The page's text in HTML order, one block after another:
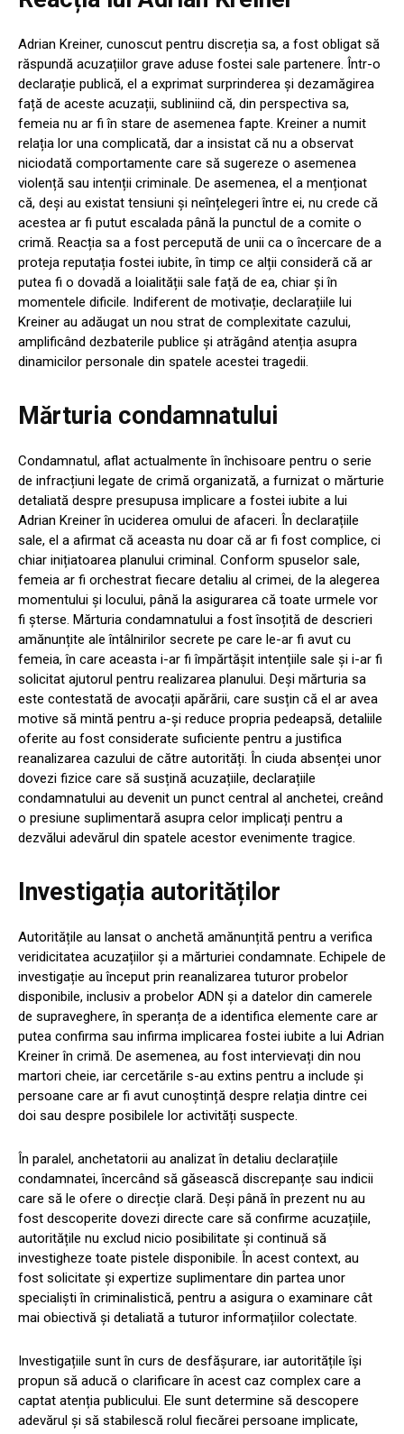
Adrian Kreiner, cunoscut pentru discreția sa, a fost obligat să
răspundă acuzațiilor grave aduse fostei sale partenere. Într-o
declarație publică, el a exprimat surprinderea și dezamăgirea
față de aceste acuzații, subliniind că, din perspectiva sa,
femeia nu ar fi în stare de asemenea fapte. Kreiner a numit
relația lor una complicată, dar a insistat că nu a observat
niciodată comportamente care să sugereze o asemenea
violență sau intenții criminale. De asemenea, el a menționat
că, deși au existat tensiuni și neînțelegeri între ei, nu crede că
acestea ar fi putut escalada până la punctul de a comite o
crimă. Reacția sa a fost percepută de unii ca o încercare de a
proteja reputația fostei iubite, în timp ce alții consideră că ar
putea fi o dovadă a loialității sale față de ea, chiar și în
momentele dificile. Indiferent de motivație, declarațiile lui
Kreiner au adăugat un nou strat de complexitate cazului,
amplificând dezbaterile publice și atrăgând atenția asupra
dinamicilor personale din spatele acestei tragedii.
Mărturia condamnatului
Condamnatul, aflat actualmente în închisoare pentru o serie
de infracțiuni legate de crimă organizată, a furnizat o mărturie
detaliată despre presupusa implicare a fostei iubite a lui
Adrian Kreiner în uciderea omului de afaceri. În declarațiile
sale, el a afirmat că aceasta nu doar că ar fi fost complice, ci
chiar inițiatoarea planului criminal. Conform spuselor sale,
femeia ar fi orchestrat fiecare detaliu al crimei, de la alegerea
momentului și locului, până la asigurarea că toate urmele vor
fi șterse. Mărturia condamnatului a fost însoțită de descrieri
amănunțite ale întâlnirilor secrete pe care le-ar fi avut cu
femeia, în care aceasta i-ar fi împărtășit intențiile sale și i-ar fi
solicitat ajutorul pentru realizarea planului. Deși mărturia sa
este contestată de avocații apărării, care susțin că el ar avea
motive să mintă pentru a-și reduce propria pedeapsă, detaliile
oferite au fost considerate suficiente pentru a justifica
reanalizarea cazului de către autorități. În ciuda absenței unor
dovezi fizice care să susțină acuzațiile, declarațiile
condamnatului au devenit un punct central al anchetei, creând
o presiune suplimentară asupra celor implicați pentru a
dezvălui adevărul din spatele acestor evenimente tragice.
Investigația autorităților
Autoritățile au lansat o anchetă amănunțită pentru a verifica
veridicitatea acuzațiilor și a mărturiei condamnate. Echipele de
investigație au început prin reanalizarea tuturor probelor
disponibile, inclusiv a probelor ADN și a datelor din camerele
de supraveghere, în speranța de a identifica elemente care ar
putea confirma sau infirma implicarea fostei iubite a lui Adrian
Kreiner în crimă. De asemenea, au fost intervievați din nou
martori cheie, iar cercetările s-au extins pentru a include și
persoane care ar fi avut cunoștință despre relația dintre cei
doi sau despre posibilele lor activități suspecte.
În paralel, anchetatorii au analizat în detaliu declarațiile
condamnatei, încercând să găsească discrepanțe sau indicii
care să le ofere o direcție clară. Deși până în prezent nu au
fost descoperite dovezi directe care să confirme acuzațiile,
autoritățile nu exclud nicio posibilitate și continuă să
investigheze toate pistele disponibile. În acest context, au
fost solicitate și expertize suplimentare din partea unor
specialiști în criminalistică, pentru a asigura o examinare cât
mai obiectivă și detaliată a tuturor informațiilor colectate.
Investigațiile sunt în curs de desfășurare, iar autoritățile își
propun să aducă o clarificare în acest caz complex care a
captat atenția publicului. Ele sunt determine să descopere
adevărul și să stabilescă rolul fiecărei persoane implicate,